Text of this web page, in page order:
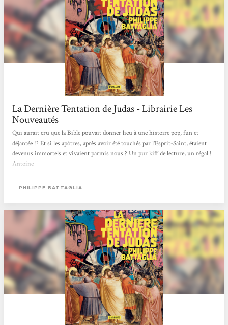
La Dernière Tentation de Judas - Librairie Les
Nouveautés
Qui aurait cru que la Bible pouvait donner lieu à une histoire pop, fun et
déjantée !? Et si les apôtres, après avoir été touchés par l'Esprit-Saint, étaient
devenus immortels et vivaient parmis nous ? Un pur kiff de lecture, un régal !
Antoine
PHILIPPE BATTAGLIA